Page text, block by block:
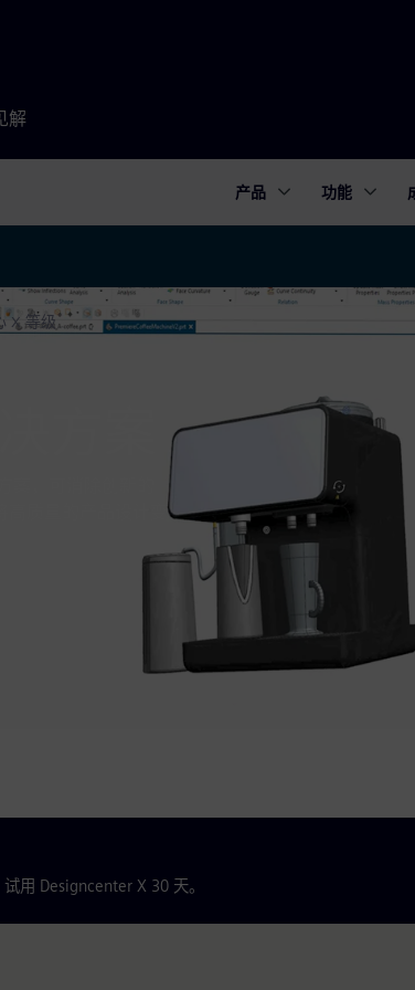
解
产品 功能
X 等级
方案
案，可消除创新的
质量的产品设计变
用 Designcenter X 30 天。